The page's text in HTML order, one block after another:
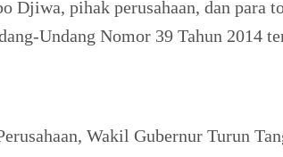
Djiwa, pihak perusahaan, dan para
Undang Nomor 39 Tahun 2014
Wakil Gubernur Turun